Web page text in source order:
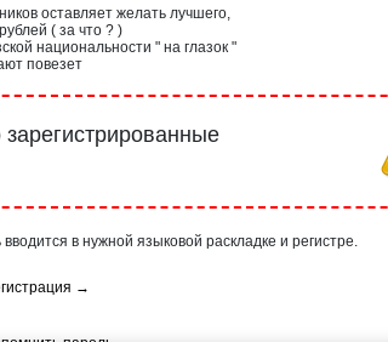
оставляет желать лучшего,
( за что ? )
национальности " на глазок "
повезет
в нужной языковой раскладке и регистре.
→